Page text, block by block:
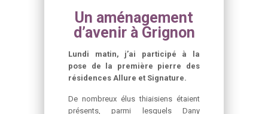
Un aménagement
d’avenir à Grignon
Lundi matin, j’ai participé à la
pose de la première pierre des
résidences Allure et Signature.
De nombreux élus thiaisiens étaient
présents, parmi lesquels Dany